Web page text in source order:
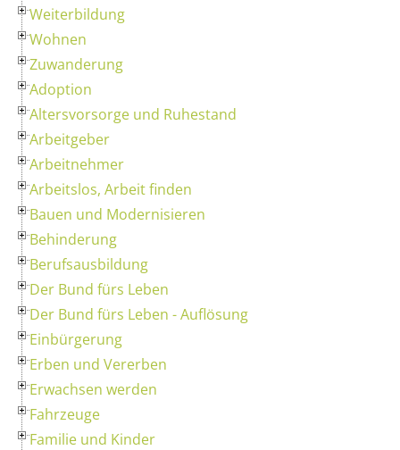
Weiterbildung
Wohnen
Zuwanderung
Adoption
Altersvorsorge und Ruhestand
Arbeitgeber
Arbeitnehmer
Arbeitslos, Arbeit finden
Bauen und Modernisieren
Behinderung
Berufsausbildung
Der Bund fürs Leben
Der Bund fürs Leben - Auflösung
Einbürgerung
Erben und Vererben
Erwachsen werden
Fahrzeuge
Familie und Kinder